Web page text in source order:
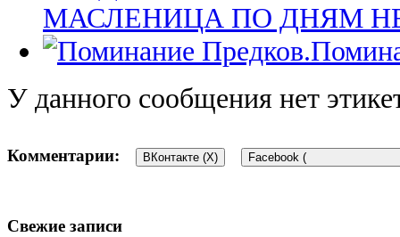
МАСЛЕНИЦА ПО ДНЯМ
У данного сообщения нет
Комментарии: ВКонтакте (X) Facebook (
Добавить комментарий
Свежие записи